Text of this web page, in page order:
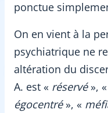
ponctue
On en vient à la
psychiatrique ne
altération du
A. est « réservé», «
égocentré», «